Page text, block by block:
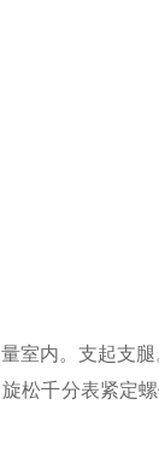
室内。支起支腿
松千分表紧定